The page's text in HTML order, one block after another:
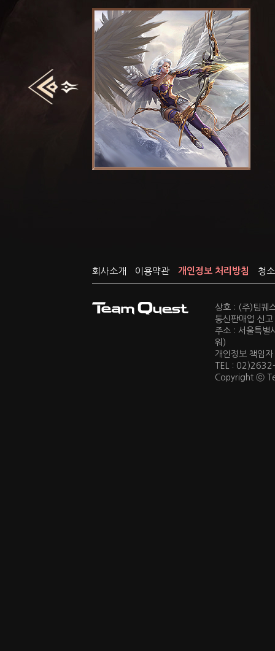
회사소개 이용약관 개인정보 처리방침 청
상호 : (주)팀퀘
통신판매업 신
주소 : 서울특
워)
개인정보 책
TEL :
Copyright ⓒ